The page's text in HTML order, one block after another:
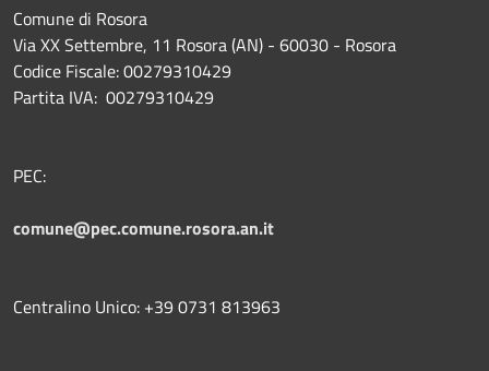
Comune di Rosora
Via XX Settembre, 11 Rosora (AN) - 60030 - Rosora
Codice Fiscale: 00279310429
Partita IVA: 00279310429
PEC:
comune@pec.comune.rosora.an.it
Centralino Unico: +39 0731 813963